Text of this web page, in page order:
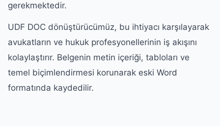
gerekmektedir.
UDF DOC dönüştürücümüz, bu ihtiyacı karşılayarak
avukatların ve hukuk profesyonellerinin iş akışını
kolaylaştırır. Belgenin metin içeriği, tabloları ve
temel biçimlendirmesi korunarak eski Word
formatında kaydedilir.